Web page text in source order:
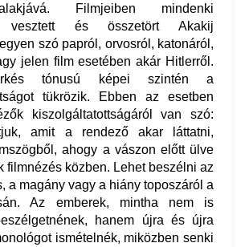
Filmjeiben mindenki
vesztett és összetört Akakij
szó papról, orvosról, katonáról,
jelen film esetében akár Hitlerről.
tónusú képei szintén a
tükrözik. Ebben az esetben
kiszolgáltatottságáról van szó:
amit a rendező akar láttatni,
ahogy a vászon előtt ülve
filmnézés közben. Lehet beszélni az
a magány vagy a hiány toposzáról a
Az emberek, mintha nem is
hanem újra és újra
ismételnék, miközben senki